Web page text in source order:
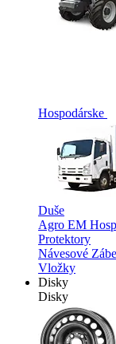
Hospodárske
Duše
Agro EM
Protektory
Návesové
Vložky
Disky
Disky